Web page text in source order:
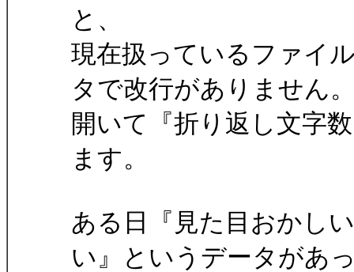
と、
現在扱っているファイ
タで改行がありません
開いて『折り返し文字
ます。
ある日『見た目おかし
い』というデータがあ